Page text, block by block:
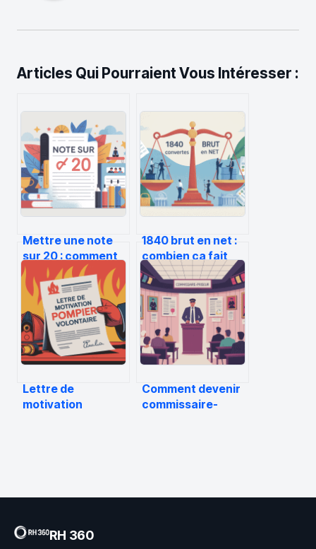
Articles Qui Pourraient Vous Intéresser :
Mettre une note
sur 20 : comment
évaluer, convertir
et utiliser ces
notes
1840 brut en net :
combien ça fait
réellement sur
votre fiche de paie
Lettre de
motivation
Comment devenir
commissaire-
RH 360